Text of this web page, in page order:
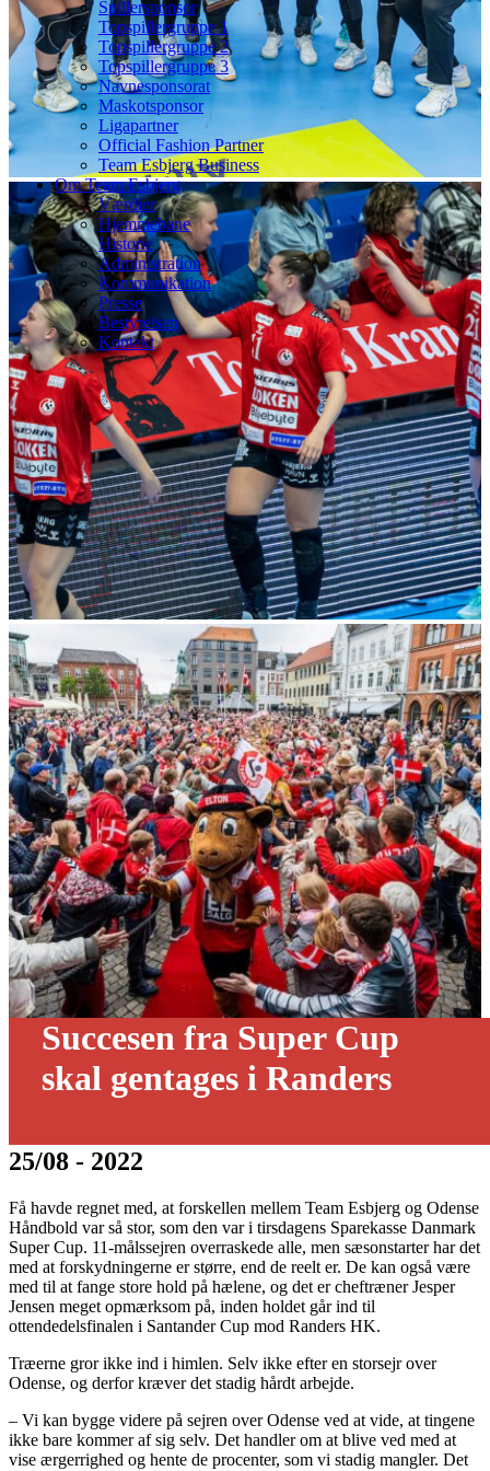
Spillersponsor
Topspillergruppe 1
Topspillergruppe 2
Topspillergruppe 3
Navnesponsorat
Maskotsponsor
Ligapartner
Official Fashion Partner
Team Esbjerg Business
Om Team Esbjerg
Værdier
Hjemmebane
Historie
Administration
Kommunikation
Presse
Bestyrelsen
Kontakt
Succesen fra Super Cup
skal gentages i Randers
25/08 - 2022
Få havde regnet med, at forskellen mellem Team Esbjerg og Odense
Håndbold var så stor, som den var i tirsdagens Sparekasse Danmark
Super Cup. 11-målssejren overraskede alle, men sæsonstarter har det
med at forskydningerne er større, end de reelt er. De kan også være
med til at fange store hold på hælene, og det er cheftræner Jesper
Jensen meget opmærksom på, inden holdet går ind til
ottendedelsfinalen i Santander Cup mod Randers HK.
Træerne gror ikke ind i himlen. Selv ikke efter en storsejr over
Odense, og derfor kræver det stadig hårdt arbejde.
– Vi kan bygge videre på sejren over Odense ved at vide, at tingene
ikke bare kommer af sig selv. Det handler om at blive ved med at
vise ærgerrighed og hente de procenter, som vi stadig mangler. Det